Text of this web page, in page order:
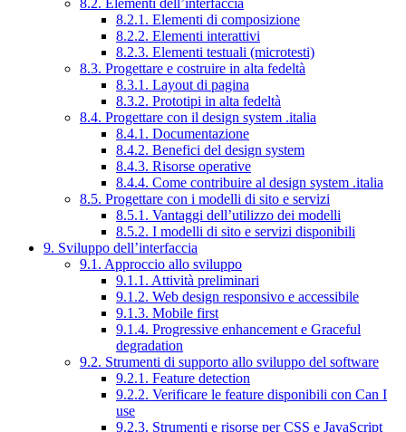
8.2. Elementi dell’interfaccia
8.2.1. Elementi di composizione
8.2.2. Elementi interattivi
8.2.3. Elementi testuali (microtesti)
8.3. Progettare e costruire in alta fedeltà
8.3.1. Layout di pagina
8.3.2. Prototipi in alta fedeltà
8.4. Progettare con il design system .italia
8.4.1. Documentazione
8.4.2. Benefici del design system
8.4.3. Risorse operative
8.4.4. Come contribuire al design system .italia
8.5. Progettare con i modelli di sito e servizi
8.5.1. Vantaggi dell’utilizzo dei modelli
8.5.2. I modelli di sito e servizi disponibili
9. Sviluppo dell’interfaccia
9.1. Approccio allo sviluppo
9.1.1. Attività preliminari
9.1.2. Web design responsivo e accessibile
9.1.3. Mobile first
9.1.4. Progressive enhancement e Graceful
degradation
9.2. Strumenti di supporto allo sviluppo del software
9.2.1. Feature detection
9.2.2. Verificare le feature disponibili con Can I
use
9.2.3. Strumenti e risorse per CSS e JavaScript